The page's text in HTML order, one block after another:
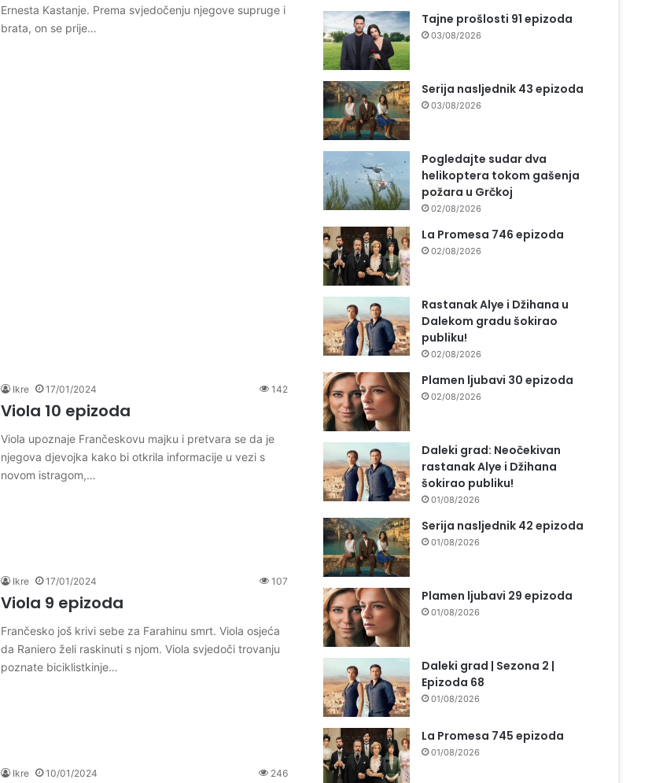
Ernesta Kastanje. Prema svjedočenju njegove supruge i
brata, on se prije…
Ikre 17/01/2024 142
Viola 10 epizoda
Viola upoznaje Frančeskovu majku i pretvara se da je
njegova djevojka kako bi otkrila informacije u vezi s
novom istragom,…
Ikre 17/01/2024 107
Viola 9 epizoda
Frančesko još krivi sebe za Farahinu smrt. Viola osjeća
da Raniero želi raskinuti s njom. Viola svjedoči trovanju
poznate biciklistkinje…
Ikre 10/01/2024 246
Tajne prošlosti 91 epizoda
03/08/2026
Serija nasljednik 43 epizoda
03/08/2026
Pogledajte sudar dva
helikoptera tokom gašenja
požara u Grčkoj
02/08/2026
La Promesa 746 epizoda
02/08/2026
Rastanak Alye i Džihana u
Dalekom gradu šokirao
publiku!
02/08/2026
Plamen ljubavi 30 epizoda
02/08/2026
Daleki grad: Neočekivan
rastanak Alye i Džihana
šokirao publiku!
01/08/2026
Serija nasljednik 42 epizoda
01/08/2026
Plamen ljubavi 29 epizoda
01/08/2026
Daleki grad | Sezona 2 |
Epizoda 68
01/08/2026
La Promesa 745 epizoda
01/08/2026